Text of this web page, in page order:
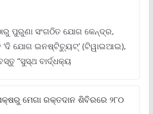
ପୁରୁଣା ସଂଗଠିତ ଯୋଗ କେନ୍ଦ୍ର,
‘ଦି ଯୋଗ ଇନଷ୍ଟିଚ୍ୟୁଟ୍‌’ (ଟିୱାଇଆଇ),
“ସୁସ୍ଥ ବାର୍ଦ୍ଧକ୍ୟ
ମେଗା ରକ୍ତଦାନ ଶିବିରରେ ୨୮୦